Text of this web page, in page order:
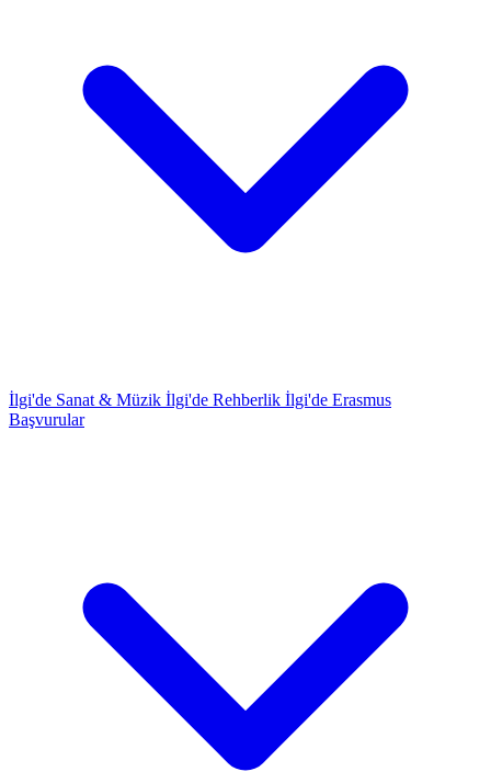
İlgi'de Sanat & Müzik İlgi'de Rehberlik İlgi'de Erasmus
Başvurular